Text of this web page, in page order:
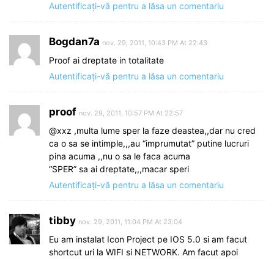
Autentificați-vă pentru a lăsa un comentariu
Bogdan7a nov. 29, 2011, 10:43 PM At 22:43
Proof ai dreptate in totalitate
Autentificați-vă pentru a lăsa un comentariu
proof nov. 29, 2011, 10:57 PM At 22:57
@xxz ,multa lume sper la faze deastea,,dar nu cred
ca o sa se intimple,,,au “imprumutat” putine lucruri
pina acuma ,,nu o sa le faca acuma
“SPER” sa ai dreptate,,,macar speri
Autentificați-vă pentru a lăsa un comentariu
tibby nov. 29, 2011, 11:04 PM At 23:04
Eu am instalat Icon Project pe IOS 5.0 si am facut
shortcut uri la WIFI si NETWORK. Am facut apoi